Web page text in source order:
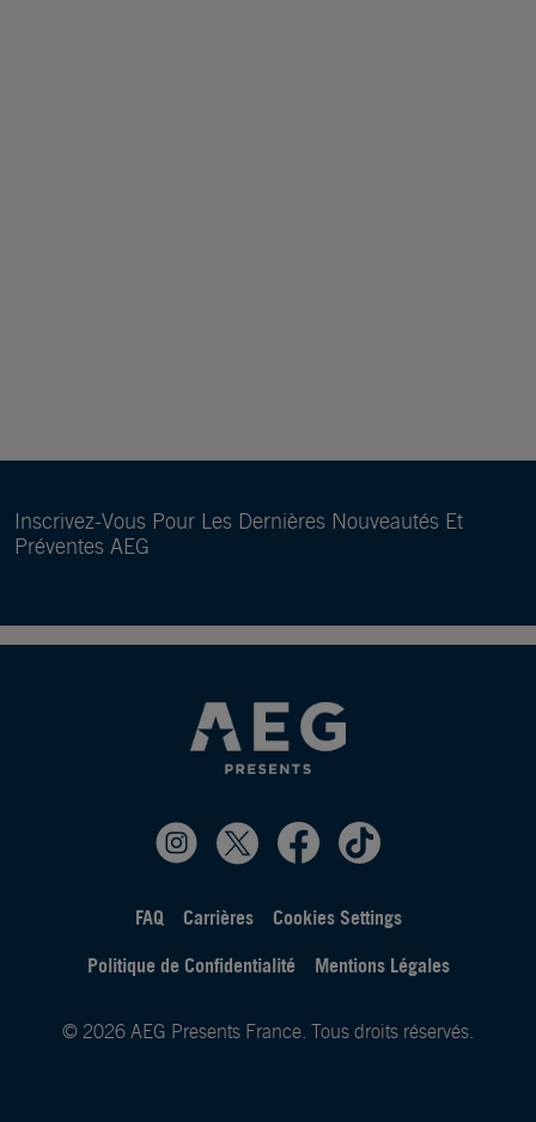
Inscrivez-Vous Pour Les Dernières Nouveautés Et
Préventes AEG
FAQ Carrières
Cookies Settings
Politique de Confidentialité
Mentions Légales
© 2026 AEG Presents France. Tous droits réservés.